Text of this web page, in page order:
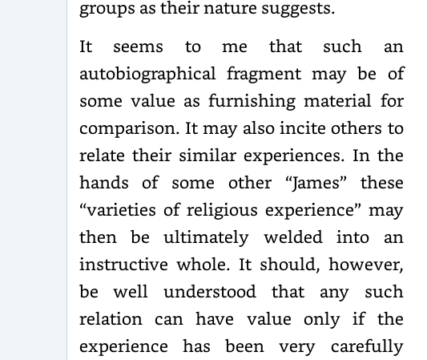
groups as their nature suggests.
It seems to me that such an
autobiographical fragment may be of
some value as furnishing material for
comparison. It may also incite others to
relate their similar experiences. In the
hands of some other “James” these
“varieties of religious experience” may
then be ultimately welded into an
instructive whole. It should, however,
be well understood that any such
relation can have value only if the
experience has been very carefully